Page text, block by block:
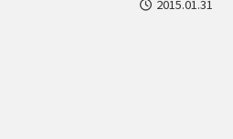
2015.01.31